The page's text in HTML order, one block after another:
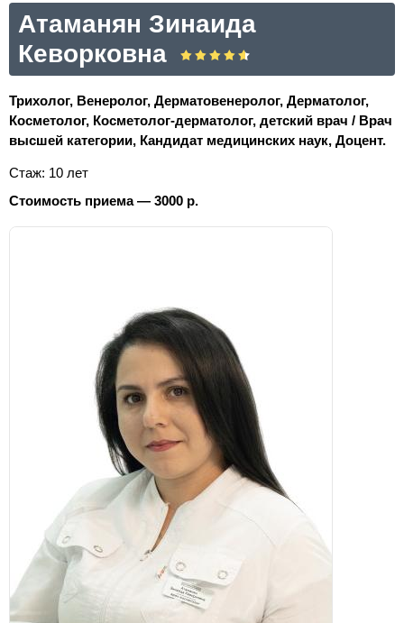
Атаманян Зинаида
Кеворковна
Трихолог, Венеролог, Дерматовенеролог, Дерматолог,
Косметолог, Косметолог-дерматолог, детский врач / Врач
высшей категории, Кандидат медицинских наук, Доцент.
Стаж: 10 лет
Стоимость приема — 3000 р.